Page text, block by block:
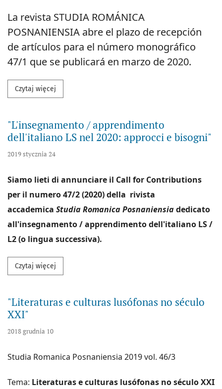
La revista STUDIA ROMÁNICA
POSNANIENSIA abre el plazo de recepción
de artículos para el número monográfico
47/1 que se publicará en marzo de 2020.
Czytaj więcej
"L'insegnamento / apprendimento
dell'italiano LS nel 2020: approcci e bisogni"
2019 stycznia 24
Siamo lieti di annunciare il Call for Contributions
per il numero 47/2 (2020) della rivista
accademica StudiaRomanica Posnaniensiadedicato
all'insegnamento / apprendimento dell'italiano LS /
L2 (o lingua successiva).
Czytaj więcej
"Literaturas e culturas lusófonas no século
XXI"
2018 grudnia 10
Studia Romanica Posnaniensia 2019 vol. 46/3
Tema: Literaturas e culturas lusófonas no séculoXXI